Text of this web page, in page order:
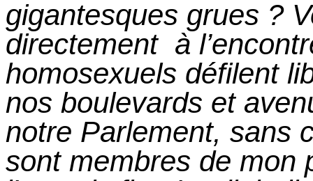
gigantesques grues ?
directement à
homosexuels défilent
nos boulevards et
notre Parlement, sans
sont membres de mon